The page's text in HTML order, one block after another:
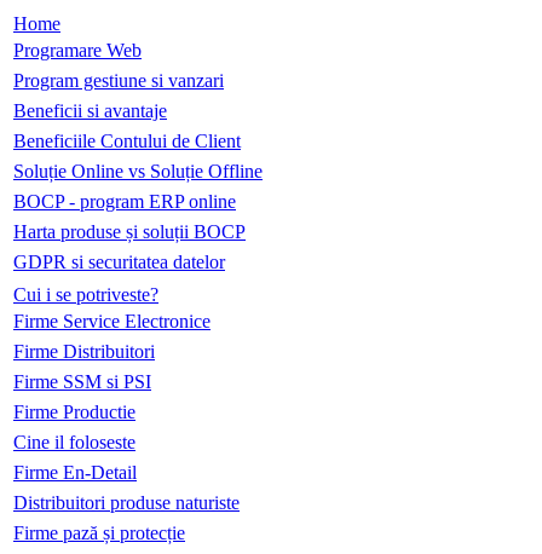
Home
Programare Web
Program gestiune si vanzari
Beneficii si avantaje
Beneficiile Contului de Client
Soluție Online vs Soluție Offline
BOCP - program ERP online
Harta produse și soluții BOCP
GDPR si securitatea datelor
Cui i se potriveste?
Firme Service Electronice
Firme Distribuitori
Firme SSM si PSI
Firme Productie
Cine il foloseste
Firme En-Detail
Distribuitori produse naturiste
Firme pază și protecție